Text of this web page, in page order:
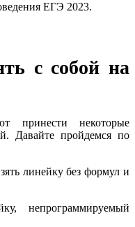
ЕГЭ 2023.
с собой на
принести некоторые
Давайте пройдемся по
линейку без формул и
непрограммируемый